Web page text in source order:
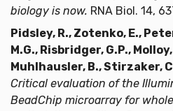
biology is now. RNA Biol. 14,
Pidsley, R., Zotenko, E.,
M.G., Risbridger, G.P.,
Muhlhausler, B., Stirzaker,
Critical evaluation of the
BeadChip microarray for